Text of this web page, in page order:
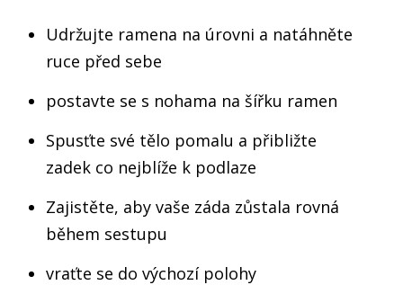
Udržujte ramena na úrovni a natáhněte
ruce před sebe
postavte se s nohama na šířku ramen
Spusťte své tělo pomalu a přibližte
zadek co nejblíže k podlaze
Zajistěte, aby vaše záda zůstala rovná
během sestupu
vraťte se do výchozí polohy